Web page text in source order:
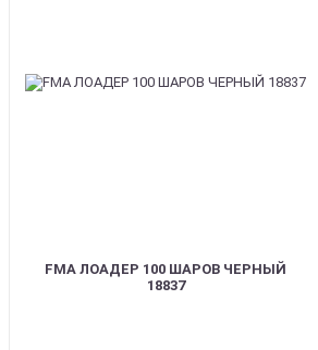
FMA ЛОАДЕР 100 ШАРОВ ЧЕРНЫЙ
18837